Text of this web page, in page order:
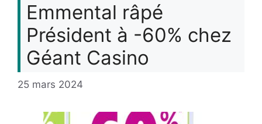
Emmental râpé
Président à -60% chez
Géant Casino
25 mars 2024